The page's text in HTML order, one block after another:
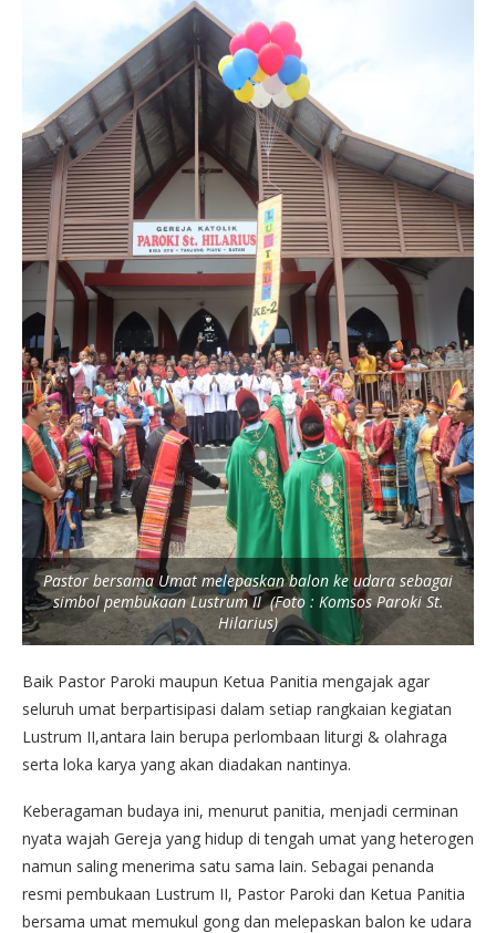
Pastor bersama Umat melepaskan balon ke udara sebagai
simbol pembukaan Lustrum II (Foto : Komsos Paroki St.
Hilarius)
Baik Pastor Paroki maupun Ketua Panitia mengajak agar
seluruh umat berpartisipasi dalam setiap rangkaian kegiatan
Lustrum II,antara lain berupa perlombaan liturgi & olahraga
serta loka karya yang akan diadakan nantinya.
Keberagaman budaya ini, menurut panitia, menjadi cerminan
nyata wajah Gereja yang hidup di tengah umat yang heterogen
namun saling menerima satu sama lain. Sebagai penanda
resmi pembukaan Lustrum II, Pastor Paroki dan Ketua Panitia
bersama umat memukul gong dan melepaskan balon ke udara